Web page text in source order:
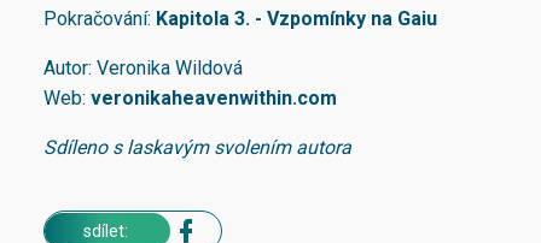
Pokračování: Kapitola 3. - Vzpomínky na Gaiu
Autor: Veronika Wildová
Web: veronikaheavenwithin.com
Sdíleno s laskavým svolením autora
sdílet: